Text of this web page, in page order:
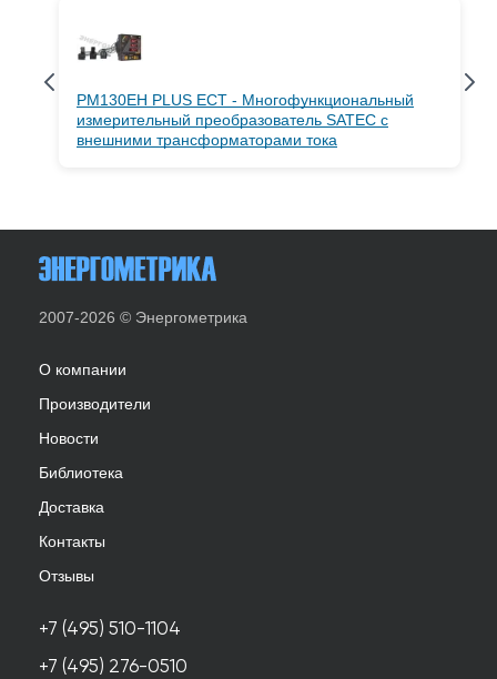
PM130EH PLUS ECT - Многофункциональный
измерительный преобразователь SATEC с
внешними трансформаторами тока
2007-2026 © Энергометрика
О компании
Производители
Новости
Библиотека
Доставка
Контакты
Отзывы
+7 (495) 510-1104
+7 (495) 276-0510